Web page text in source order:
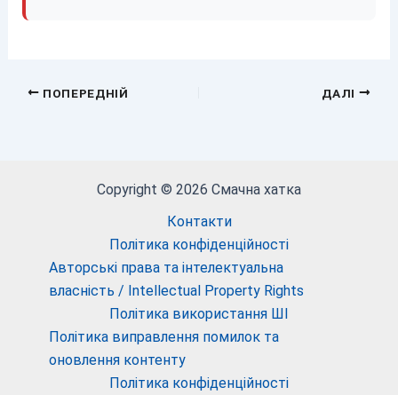
ПОПЕРЕДНІЙ ДАЛІ
Copyright © 2026 Смачна хатка
Контакти
Політика конфіденційності
Авторські права та інтелектуальна
власність / Intellectual Property Rights
Політика використання ШІ
Політика виправлення помилок та
оновлення контенту
Політика конфіденційності